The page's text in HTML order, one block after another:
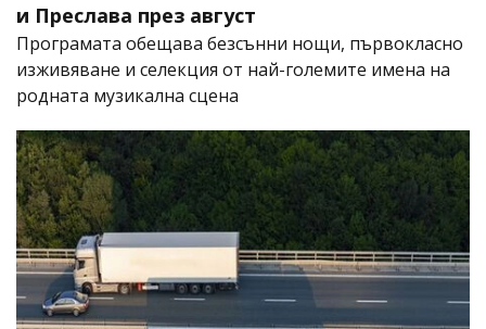
и Преслава през август
Програмата обещава безсънни нощи, първокласно
изживяване и селекция от най-големите имена на
родната музикална сцена